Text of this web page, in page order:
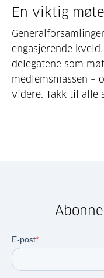
En viktig
engasjerende
delegatene som
medlemsmassen –
videre. Takk til alle